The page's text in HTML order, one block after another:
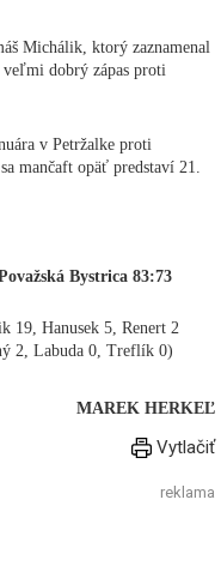
Michálik, ktorý zaznamenal
dobrý zápas proti
v Petržalke proti
mančaft opäť predstaví 21.
Bystrica 83:73
19, Hanusek 5, Renert 2
2, Labuda 0, Treflík 0)
MAREK HERKEĽ
Vytlačiť
reklama